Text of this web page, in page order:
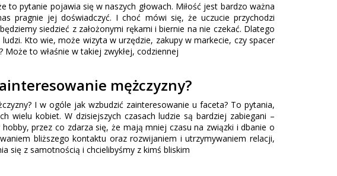
to pytanie pojawia się w naszych głowach. Miłość jest bardzo ważna
pragnie jej doświadczyć. I choć mówi się, że uczucie przychodzi
siedzieć z założonymi rękami i biernie na nie czekać. Dlatego
Kto wie, może wizyta w urzędzie, zakupy w markecie, czy spacer
to właśnie w takiej zwykłej, codziennej
mężczyzny?
I w ogóle jak wzbudzić zainteresowanie u faceta? To pytania,
wielu kobiet. W dzisiejszych czasach ludzie są bardziej zabiegani –
przez co zdarza się, że mają mniej czasu na związki i dbanie o
bliższego kontaktu oraz rozwijaniem i utrzymywaniem relacji,
się z samotnością i chcielibyśmy z kimś bliskim